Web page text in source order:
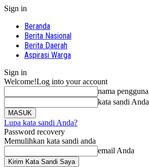
Sign in
Beranda
Berita Nasional
Berita Daerah
Aspirasi Warga
Sign in
Welcome!Log into your account
nama pengguna
kata sandi Anda
Lupa kata sandi Anda?
Password recovery
Memulihkan kata sandi anda
email Anda